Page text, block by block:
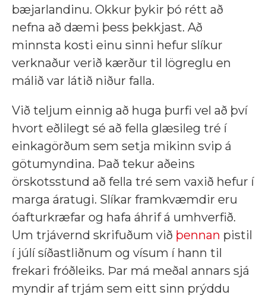
bæjarlandinu. Okkur þykir þó rétt að
nefna að dæmi þess þekkjast. Að
minnsta kosti einu sinni hefur slíkur
verknaður verið kærður til lögreglu en
málið var látið niður falla.
Við teljum einnig að huga þurfi vel að því
hvort eðlilegt sé að fella glæsileg tré í
einkagörðum sem setja mikinn svip á
götumyndina. Það tekur aðeins
örskotsstund að fella tré sem vaxið hefur í
marga áratugi. Slíkar framkvæmdir eru
óafturkræfar og hafa áhrif á umhverfið.
Um trjávernd skrifuðum við þennan pistil
í júlí síðastliðnum og vísum í hann til
frekari fróðleiks. Þar má meðal annars sjá
myndir af trjám sem eitt sinn prýddu